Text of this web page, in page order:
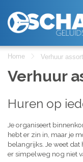
Home Verhuur
Verhuur
Huren op
Je organiseert
hebt er zin in, maar je
belangrijks. Je weet
er simpelweg nog niet